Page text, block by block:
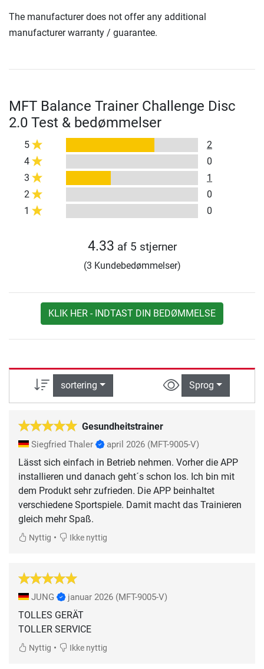
The manufacturer does not offer any additional
manufacturer warranty / guarantee.
MFT Balance Trainer Challenge Disc
2.0 Test & bedømmelser
5
2
4
0
3
1
2
0
1
0
4.33 af 5 stjerner
(3 Kundebedømmelser)
KLIK HER - INDTAST DIN BEDØMMELSE
sortering Sprog
Gesundheitstrainer
Siegfried Thaler april 2026 (MFT-9005-V)
Lässt sich einfach in Betrieb nehmen. Vorher die APP
installieren und danach geht´s schon los. Ich bin mit
dem Produkt sehr zufrieden. Die APP beinhaltet
verschiedene Sportspiele. Damit macht das Trainieren
gleich mehr Spaß.
Nyttig • Ikke nyttig
JUNG januar 2026 (MFT-9005-V)
TOLLES GERÄT
TOLLER SERVICE
Nyttig • Ikke nyttig